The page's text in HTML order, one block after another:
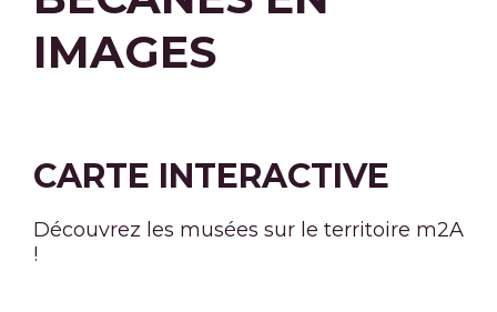
IMAGES
CARTE INTERACTIVE
Découvrez les musées sur le territoire m2A
!